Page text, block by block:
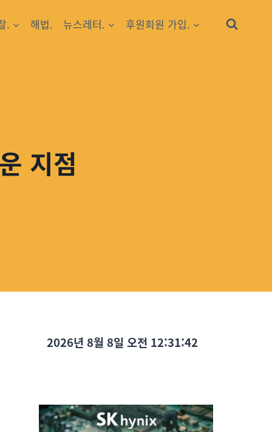
. 해법. 뉴스레터. 후원회원 가입.
지점
2026년 8월 8일 오전 12:31:44